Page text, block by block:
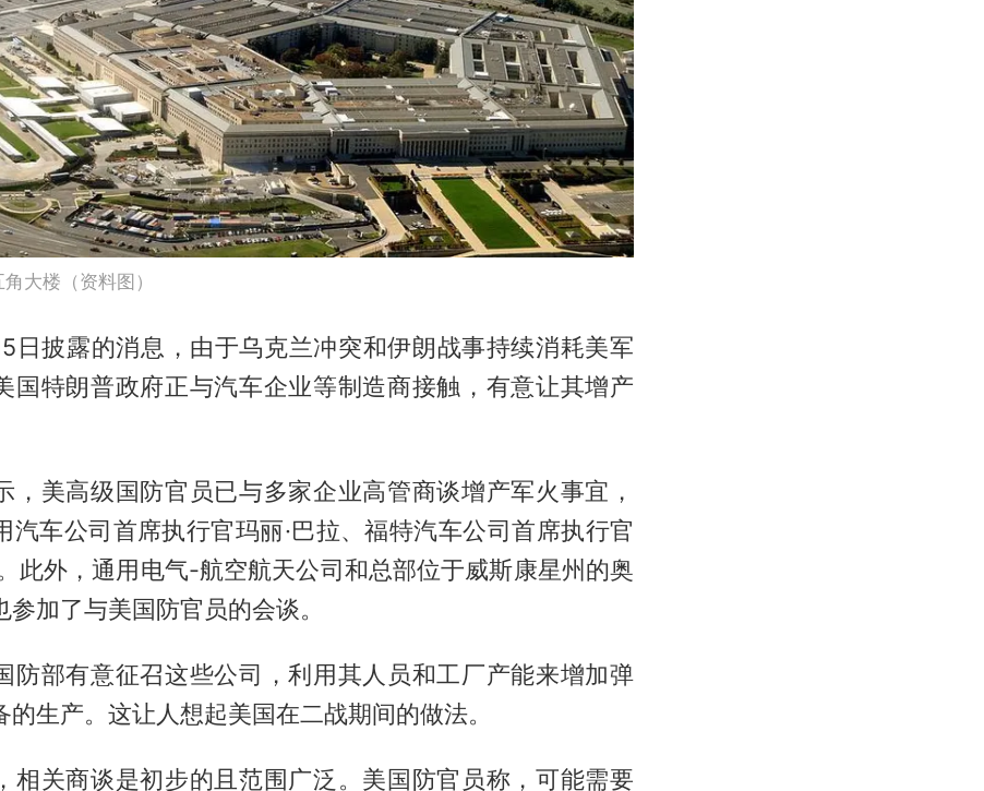
大楼（资料图）
日披露的消息，由于乌克兰冲突和伊朗战事持续消耗美军
国特朗普政府正与汽车企业等制造商接触，有意让其增产
，美高级国防官员已与多家企业高管商谈增产军火事宜，
汽车公司首席执行官玛丽·巴拉、福特汽车公司首席执行官
此外，通用电气-航空航天公司和总部位于威斯康星州的奥
加了与美国防官员的会谈。
防部有意征召这些公司，利用其人员和工厂产能来增加弹
的生产。这让人想起美国在二战期间的做法。
相关商谈是初步的且范围广泛。美国防官员称，可能需要